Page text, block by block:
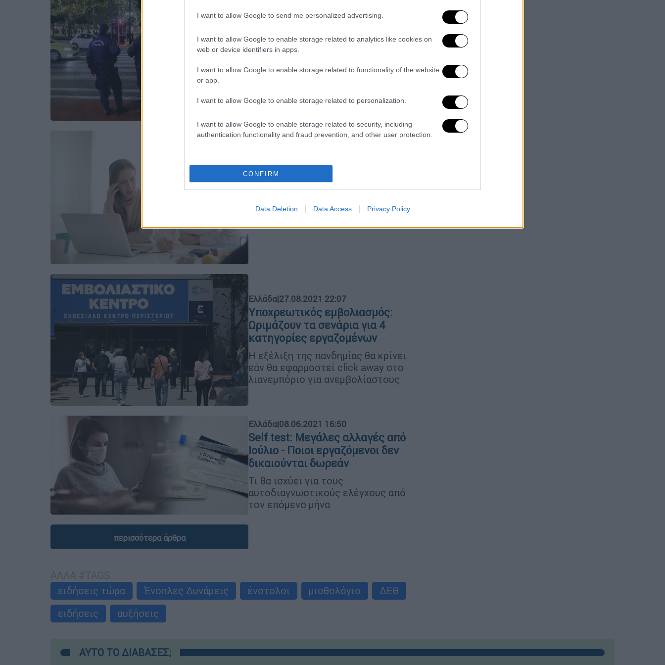
I want to allow Google to send me personalized advertising.
I want to allow Google to enable storage related to analytics like cookies on
web or device identifiers in apps.
I want to allow Google to enable storage related to functionality of the website
or app.
I want to allow Google to enable storage related to personalization.
I want to allow Google to enable storage related to security, including
authentication functionality and fraud prevention, and other user protection.
CONFIRM
Data Deletion Data Access Privacy Policy
Ανοίγουν πάνω από 8.400 θέσεις
Νέες προσλήψεις σε Αστυνομία,
βγαίνουν οι προκηρύξεις που θα
8.400 μόνιμες θέσεις εργασίας
Ελλάδα|13.12.2022 11:42
Δημόσιο: Ανακοινώθηκαν πάνω
από 10.500 μόνιμες προσλήψεις
«Βροχή» προκηρύξεων
Ελλάδα|27.08.2021 22:07
Υποχρεωτικός εμβολιασμός:
Ωριμάζουν τα σενάρια για 4
κατηγορίες εργαζομένων
Η εξέλιξη της πανδημίας θα κρίνει
εάν θα εφαρμοστεί click away στο
λιανεμπόριο για ανεμβολίαστους
Ελλάδα|08.06.2021 16:50
Self test: Μεγάλες αλλαγές από
Ιούλιο - Ποιοι εργαζόμενοι δεν
δικαιούνται δωρεάν
Τι θα ισχύει για τους
αυτοδιαγνωστικούς ελέγχους από
τον επόμενο μήνα
περισσότερα άρθρα
ειδήσεις τώρα
Ένοπλες Δυνάμεις ένστολοι μισθολόγιο
ΔΕΘ
ειδήσεις
αυξήσεις
ΑΥΤΟ ΤΟ ΔΙΑΒΑΣΕΣ;